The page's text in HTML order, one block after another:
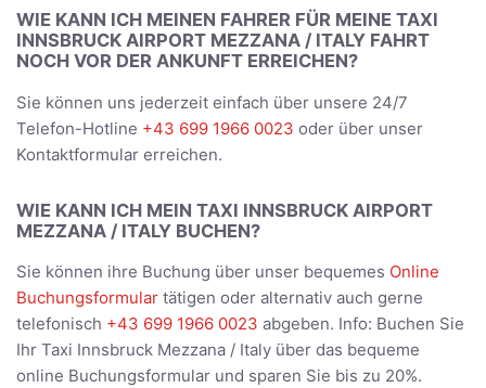
WIE KANN ICH MEINEN FAHRER FÜR MEINE TAXI
INNSBRUCK AIRPORT MEZZANA / ITALY FAHRT
NOCH VOR DER ANKUNFT ERREICHEN?
Sie können uns jederzeit einfach über unsere 24/7
Telefon-Hotline +43 699 1966 0023 oder über unser
Kontaktformular erreichen.
WIE KANN ICH MEIN TAXI INNSBRUCK AIRPORT
MEZZANA / ITALY BUCHEN?
Sie können ihre Buchung über unser bequemes Online
Buchungsformular tätigen oder alternativ auch gerne
telefonisch +43 699 1966 0023 abgeben. Info: Buchen Sie
Ihr Taxi Innsbruck Mezzana / Italy über das bequeme
online Buchungsformular und sparen Sie bis zu 20%.